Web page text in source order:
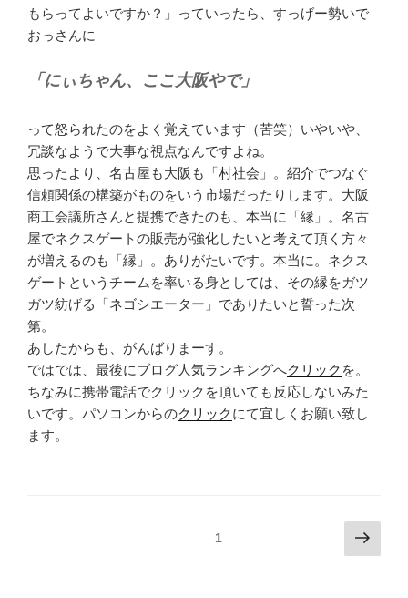
もらってよいですか？」っていったら、すっげー勢いで
おっさんに
「にぃちゃん、ここ大阪やで」
って怒られたのをよく覚えています（苦笑）いやいや、
冗談なようで大事な視点なんですよね。
思ったより、名古屋も大阪も「村社会」。紹介でつなぐ
信頼関係の構築がものをいう市場だったりします。大阪
商工会議所さんと提携できたのも、本当に「縁」。名古
屋でネクスゲートの販売が強化したいと考えて頂く方々
が増えるのも「縁」。ありがたいです。本当に。ネクス
ゲートというチームを率いる身としては、その縁をガツ
ガツ紡げる「ネゴシエーター」でありたいと誓った次
第。
あしたからも、がんばりまーす。
ではでは、最後にブログ人気ランキングへクリック を。
ちなみに携帯電話でクリックを頂いても反応しないみた
いです。パソコンからのクリックにて宜しくお願い致し
ます。
1
次
の